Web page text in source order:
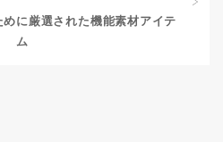
めに 厳選された機能素材アイテ
ム